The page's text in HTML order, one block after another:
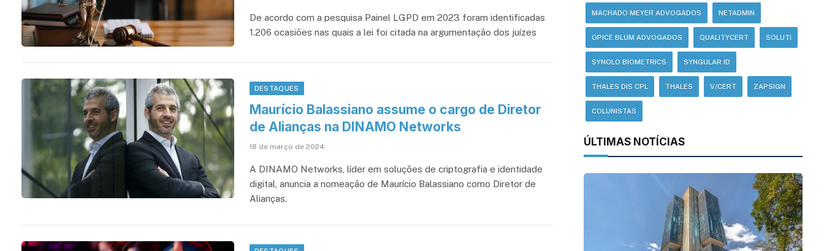
De acordo com a pesquisa Painel LGPD em 2023 foram identificadas
1.206 ocasiões nas quais a lei foi citada na argumentação dos juízes
DESTAQUES
Maurício Balassiano assume o cargo de Diretor
de Alianças na DINAMO Networks
18 de março de 2024
A DINAMO Networks, líder em soluções de criptografia e identidade
digital, anuncia a nomeação de Maurício Balassiano como Diretor de
Alianças.
MACHADO MEYER ADVOGADOS NETADMIN
OPICE BLUM ADVOGADOS QUALITYCERT SOLUTI
SYNOLO BIOMETRICS SYNGULAR ID
THALES DIS CPL THALES V/CERT ZAPSIGN
COLUNISTAS
ÚLTIMAS NOTÍCIAS